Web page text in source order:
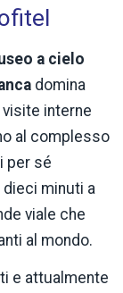
a cielo
domina
interne
al complesso
per sé
minuti a
viale che
al mondo.
e attualmente